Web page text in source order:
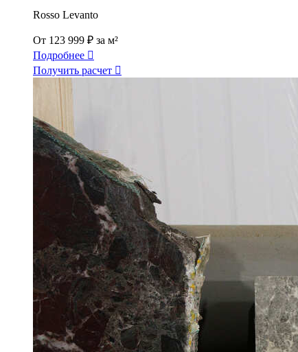
Rosso Levanto
От 123 999 ₽ за м²
Подробнее
Получить расчет